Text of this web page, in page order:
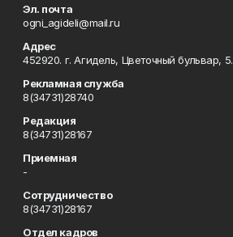
Эл. почта
ogni_agideli@mail.ru
Адрес
452920. г. Агидель, Цветочный бульвар, 5.
Рекламная служба
8(34731)28740
Редакция
8(34731)28167
Приемная
-
Сотрудничество
8(34731)28167
Отдел кадров